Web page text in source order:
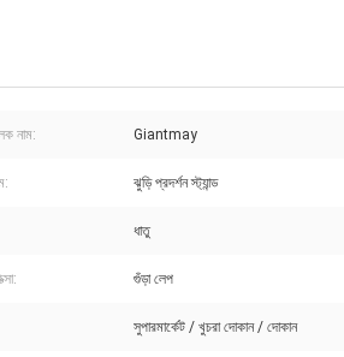
নাম: Giantmay
ঝুড়ি প্রদর্শন স্ট্যান্ড
ধাতু
গুঁড়া লেপ
সুপারমার্কেট / খুচরা দোকান / দোকান